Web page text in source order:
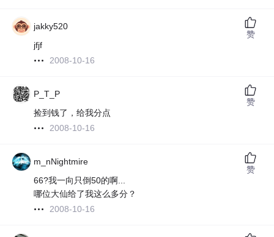
jakky520
jfjf
2008-10-16
赞
P_T_P
捡到钱了，给我分点
2008-10-16
赞
m_nNightmire
66?我一向只倒50的啊...
哪位大仙给了我这么多分？
2008-10-16
赞